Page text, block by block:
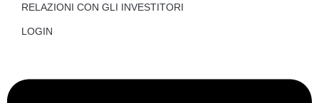
RELAZIONI CON GLI INVESTITORI
LOGIN